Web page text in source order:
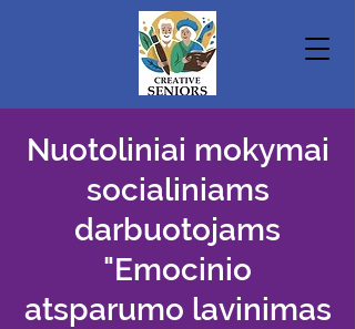
Nuotoliniai mokymai
socialiniams
darbuotojams
"Emocinio
atsparumo lavinimas